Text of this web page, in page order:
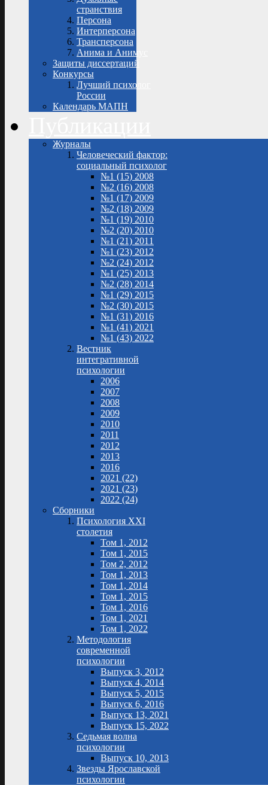
странствия
Персона
Интерперсона
Трансперсона
Анима и Анимус
Защиты диссертаций
Конкурсы
Лучший психолог
России
Календарь МАПН
Журналы
Человеческий фактор:
социальный психолог
№1 (15) 2008
№2 (16) 2008
№1 (17) 2009
№2 (18) 2009
№1 (19) 2010
№2 (20) 2010
№1 (21) 2011
№1 (23) 2012
№2 (24) 2012
№1 (25) 2013
№2 (28) 2014
№1 (29) 2015
№2 (30) 2015
№1 (31) 2016
№1 (41) 2021
№1 (43) 2022
Вестник
интегративной
психологии
2006
2007
2008
2009
2010
2011
2012
2013
2016
2021 (22)
2021 (23)
2022 (24)
Сборники
Психология XXI
столетия
Том 1, 2012
Том 1, 2015
Том 2, 2012
Том 1, 2013
Том 1, 2014
Том 1, 2015
Том 1, 2016
Том 1, 2021
Том 1, 2022
Методология
современной
психологии
Выпуск 3, 2012
Выпуск 4, 2014
Выпуск 5, 2015
Выпуск 6, 2016
Выпуск 13, 2021
Выпуск 15, 2022
Седьмая волна
психологии
Выпуск 10, 2013
Звезды Ярославской
психологии